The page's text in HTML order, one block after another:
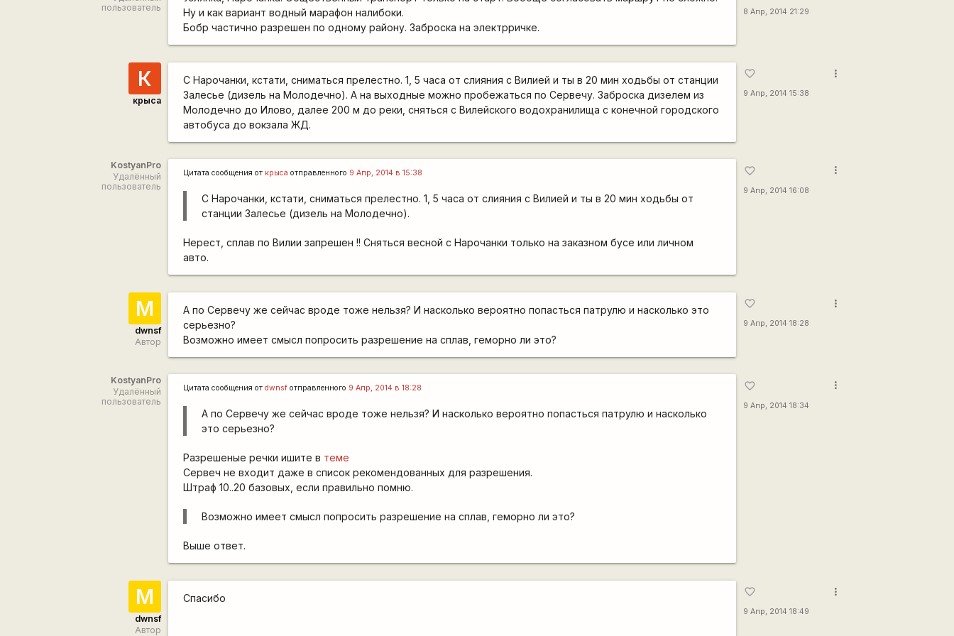
пользователь
Ну и как вариант водный марафон налибоки.
Бобр частично разрешен по одному району. Заброска на электрричке.
8 Апр, 2014 21:29
К
крыса
С Нарочанки, кстати, сниматься прелестно. 1, 5 часа от слияния с Вилией и ты в 20 мин ходьбы от станции
Залесье (дизель на Молодечно). А на выходные можно пробежаться по Сервечу. Заброска дизелем из
Молодечно до Илово, далее 200 м до реки, сняться с Вилейского водохранилища с конечной городского
автобуса до вокзала ЖД.
favorite_border
9 Апр, 2014 15:38
more_vert
KostyanPro
Удалённый
пользователь
Цитата сообщения от крыса отправленного 9 Апр, 2014 в 15:38
С Нарочанки, кстати, сниматься прелестно. 1, 5 часа от слияния с Вилией и ты в 20 мин ходьбы от
станции Залесье (дизель на Молодечно).
Нерест, сплав по Вилии запрешен !! Сняться весной с Нарочанки только на заказном бусе или личном
авто.
favorite_border
9 Апр, 2014 16:08
more_vert
М
dwnsf
Автор
А по Сервечу же сейчас вроде тоже нельзя? И насколько вероятно попасться патрулю и насколько это
серьезно?
Возможно имеет смысл попросить разрешение на сплав, геморно ли это?
favorite_border
9 Апр, 2014 18:28
more_vert
KostyanPro
Удалённый
пользователь
Цитата сообщения отdwnsf отправленного 9 Апр, 2014 в 18:28
А по Сервечу же сейчас вроде тоже нельзя? И насколько вероятно попасться патрулю и насколько
это серьезно?
Разрешеные речки ишите в теме
Сервеч не входит даже в список рекомендованных для разрешения.
Штраф 10..20 базовых, если правильно помню.
Возможно имеет смысл попросить разрешение на сплав, геморно ли это?
Выше ответ.
favorite_border
9 Апр, 2014 18:34
more_vert
М
dwnsf
Автор
Спасибо
favorite_border
9 Апр, 2014 18:49
more_vert